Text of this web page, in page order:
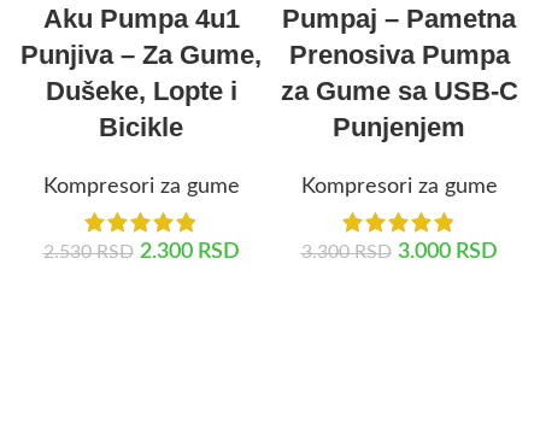
Aku Pumpa 4u1
Punjiva – Za Gume,
Dušeke, Lopte i
Bicikle
Kompresori za gume
2.530RSD 2.300 RSD
Pumpaj – Pametna
Prenosiva Pumpa
za Gume sa USB-C
Punjenjem
Kompresori za gume
3.300RSD 3.000 RSD